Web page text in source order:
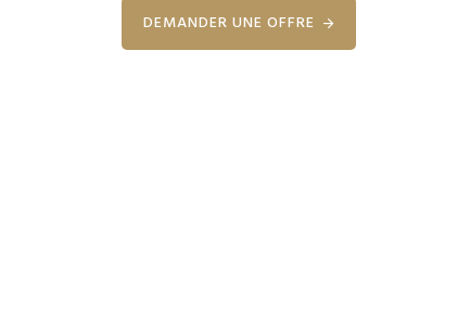
DEMANDER UNE OFFRE